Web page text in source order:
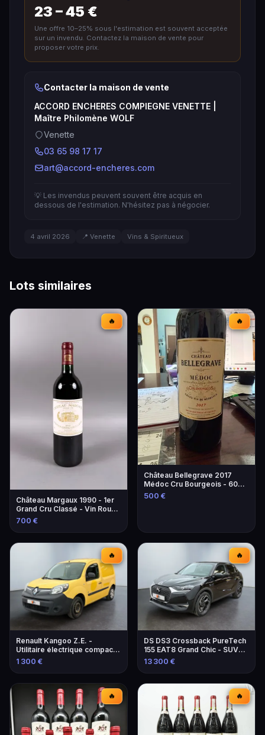
23 – 45 €
Une offre 10–25% sous l'estimation est souvent acceptée
sur un invendu. Contactez la maison de vente pour
proposer votre prix.
Contacter la maison de vente
ACCORD ENCHERES COMPIEGNE VENETTE |
Maître Philomène WOLF
Venette
03 65 98 17 17
art@accord-encheres.com
💡 Les invendus peuvent souvent être acquis en
dessous de l'estimation. N'hésitez pas à négocier.
4 avril 2026 📍 Venette Vins & Spiritueux
Lots similaires
🔥
Château Margaux 1990 - 1er
Grand Cru Classé - Vin Rouge
d'Exception
700 €
🔥
Château Bellegrave 2017
Médoc Cru Bourgeois - 60
Bouteilles
500 €
🔥
Renault Kangoo Z.E. -
Utilitaire électrique compact
et pratique
1 300 €
🔥
DS DS3 Crossback PureTech
155 EAT8 Grand Chic - SUV
élégant et performant
13 300 €
🔥 🔥